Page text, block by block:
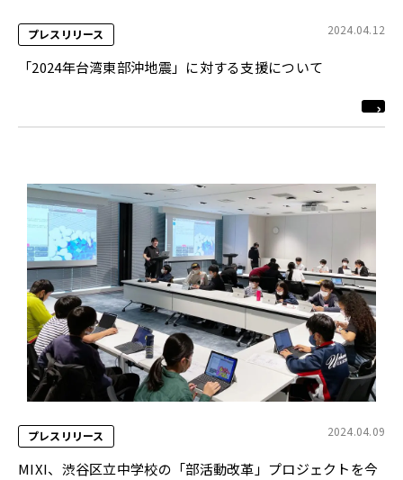
プレスリリース 2024.04.12
「2024年台湾東部沖地震」に対する支援について
プレスリリース 2024.04.09
MIXI、渋谷区立中学校の「部活動改革」プロジェクトを今